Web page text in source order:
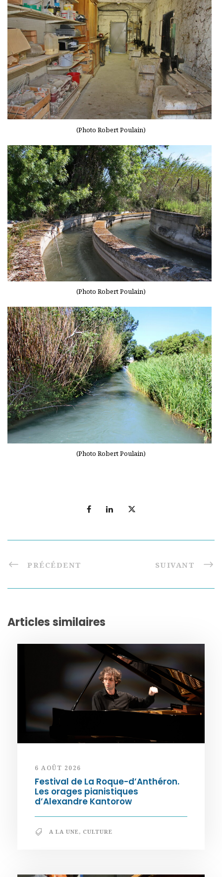
(Photo Robert Poulain)
(Photo Robert Poulain)
(Photo Robert Poulain)
PRÉCÉDENT SUIVANT
Articles similaires
6 AOÛT 2026
Festival de La Roque-d’Anthéron.
Les orages pianistiques
d’Alexandre Kantorow
A LA UNE, CULTURE